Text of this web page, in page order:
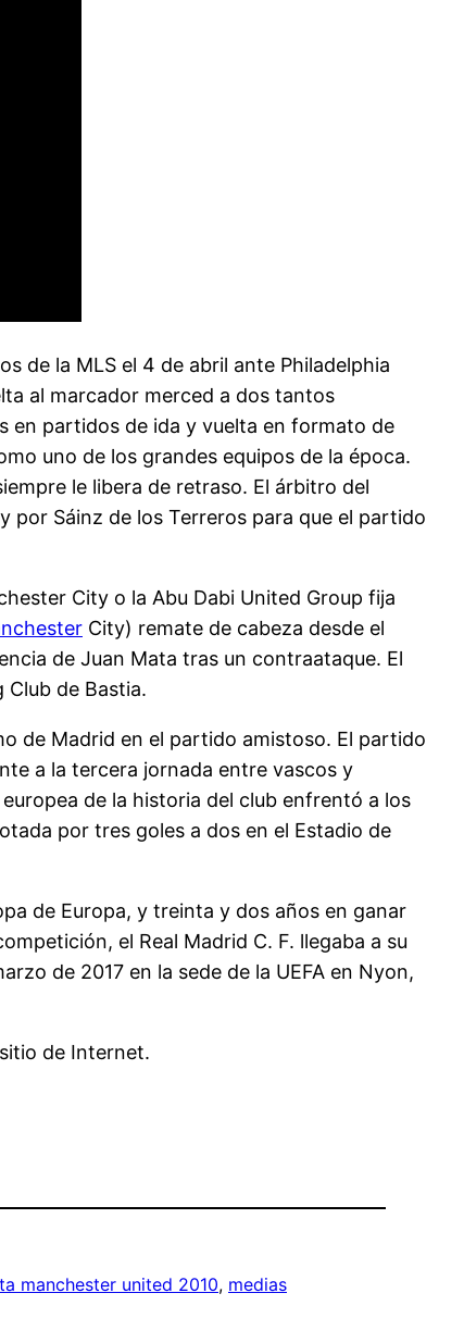
de la MLS el 4 de abril ante Philadelphia
al marcador merced a dos tantos
en partidos de ida y vuelta en formato de
uno de los grandes equipos de la época.
le libera de retraso. El árbitro del
por Sáinz de los Terreros para que el partido
City o la Abu Dabi United Group fija
City) remate de cabeza desde el
de Juan Mata tras un contraataque. El
Club de Bastia.
de Madrid en el partido amistoso. El partido
a la tercera jornada entre vascos y
de la historia del club enfrentó a los
por tres goles a dos en el Estadio de
de Europa, y treinta y dos años en ganar
el Real Madrid C. F. llegaba a su
de 2017 en la sede de la UEFA en Nyon,
de Internet.
manchester united 2010, medias